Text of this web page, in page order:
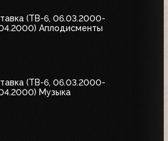
(ТВ-6, 06.03.2000-
Аплодисменты
(ТВ-6, 06.03.2000-
Музыка